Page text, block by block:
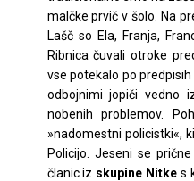
malčke prvič v šolo. Na
Lašč so Ela, Franja,
Ribnica čuvali otroke
vse potekalo po
odbojnimi jopiči vedno
nobenih problemov.
»nadomestni policistki«,
Policijo. Jeseni se
članic iz skupine Nitke s